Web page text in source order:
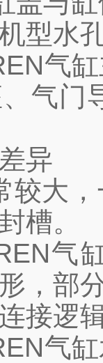
型水
气
气
异
较大
槽。
气
，部
接逻
气